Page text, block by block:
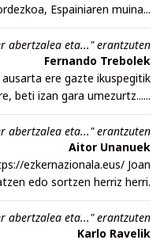
Espainiaren muina...
abertzalea eta..." erantzuten
Fernando Trebolek
ere gazte ikuspegitik
beti izan gara umezurtz......
abertzalea eta..." erantzuten
Aitor Unanuek
ezkernazionala.eus/ Joan
edo sortzen herriz herri.
abertzalea eta..." erantzuten
Karlo Ravelik